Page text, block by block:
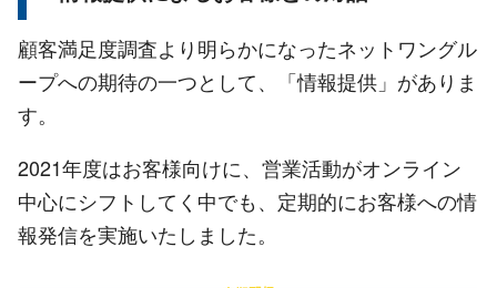
顧客満足度調査より明らかになったネットワングル
ープへの期待の一つとして、「情報提供」がありま
す。
2021年度はお客様向けに、営業活動がオンライン
中心にシフトしてく中でも、定期的にお客様への情
報発信を実施いたしました。